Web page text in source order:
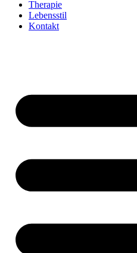
Therapie
Lebensstil
Kontakt